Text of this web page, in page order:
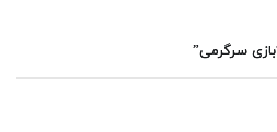
سرگرمی”